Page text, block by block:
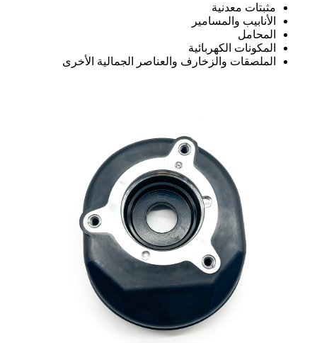
مثبتات معدنية
الأنابيب والمسامير
المحامل
المكونات الكهربائية
الملصقات والزخارف والعناصر الجمالية الأخرى